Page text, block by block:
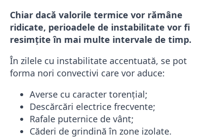
Chiar dacă valorile termice vor rămâne
ridicate, perioadele de instabilitate vor fi
resimțite în mai multe intervale de timp.
În zilele cu instabilitate accentuată, se pot
forma nori convectivi care vor aduce:
Averse cu caracter torențial;
Descărcări electrice frecvente;
Rafale puternice de vânt;
Căderi de grindină în zone izolate.